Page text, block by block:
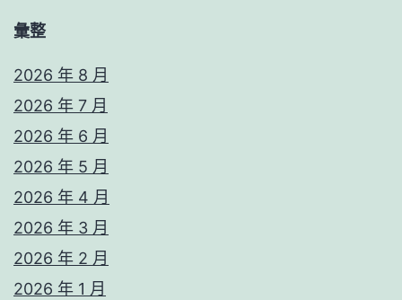
彙整
2026 年 8 月
2026 年 7 月
2026 年 6 月
2026 年 5 月
2026 年 4 月
2026 年 3 月
2026 年 2 月
2026 年 1 月